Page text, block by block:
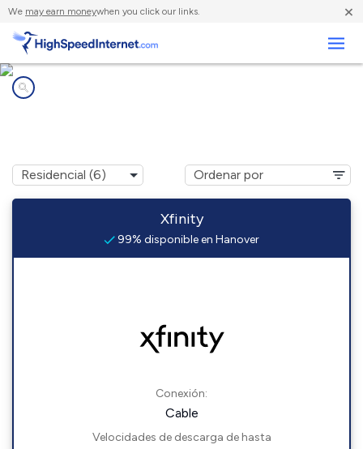
We may earn moneywhen you click our links. ×
Xfinity
99% disponible en Hanover
Conexión:
Cable
Velocidades de descarga de hasta